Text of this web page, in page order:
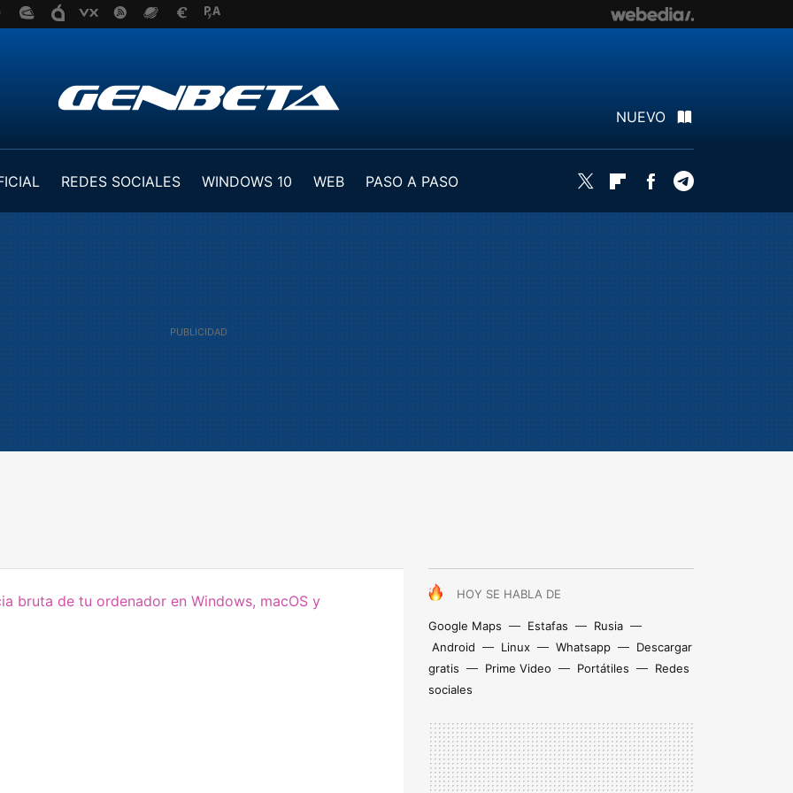
NUEVO
REDES SOCIALES WINDOWS 10 WEB PASO A PASO Twitter FlipboardFacebook
HOY SE HABLA DE
Google Maps Estafas
Rusia
Android
Linux Whatsapp
Descargar
gratis
Prime Video Portátiles
Redes
sociales